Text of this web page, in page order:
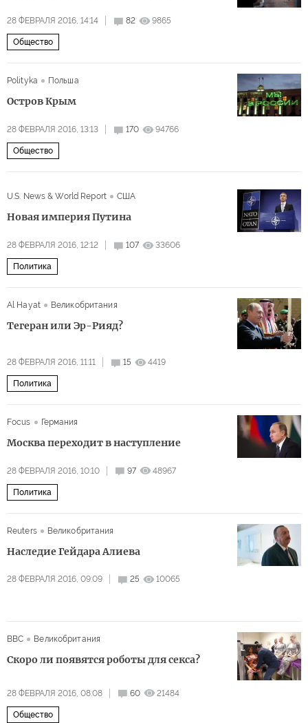
28 ФЕВРАЛЯ 2016, 14:14 82 9865
Общество
Polityka Польша
Остров Крым
28 ФЕВРАЛЯ 2016, 13:13 170 94766
Общество
U.S. News & World Report США
Новая империя Путина
28 ФЕВРАЛЯ 2016, 12:12 107 33606
Политика
Al Hayat Великобритания
Тегеран или Эр-Рияд?
28 ФЕВРАЛЯ 2016, 11:11 15 4419
Политика
Focus Германия
Москва переходит в наступление
28 ФЕВРАЛЯ 2016, 10:10 97 48967
Политика
Reuters Великобритания
Наследие Гейдара Алиева
28 ФЕВРАЛЯ 2016, 09:09 25 10065
BBC Великобритания
Скоро ли появятся роботы для секса?
28 ФЕВРАЛЯ 2016, 08:08 60 21484
Общество